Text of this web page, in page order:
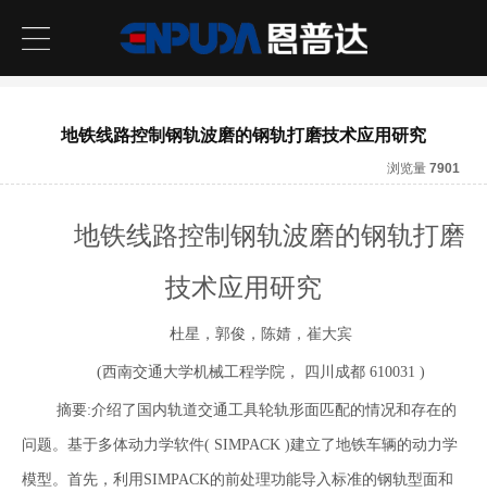
地铁线路控制钢轨波磨的钢轨打磨技术应用研究
浏览量 7901
地铁线路控制钢轨波磨的钢轨打磨
技术应用研究
杜星，郭俊，陈婧，崔大宾
(西南交通大学机械工程学院， 四川成都 610031 )
摘要:介绍了国内轨道交通工具轮轨形面匹配的情况和存在的
问题。基于多体动力学软件( SIMPACK )建立了地铁车辆的动力学
模型。首先，利用SIMPACK的前处理功能导入标准的钢轨型面和